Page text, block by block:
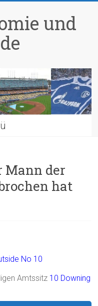
und
Mann der
hat
Amtssitz 10 Downing